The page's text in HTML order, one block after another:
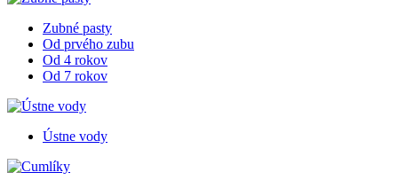
Zubné pasty
Od prvého zubu
Od 4 rokov
Od 7 rokov
Ústne vody